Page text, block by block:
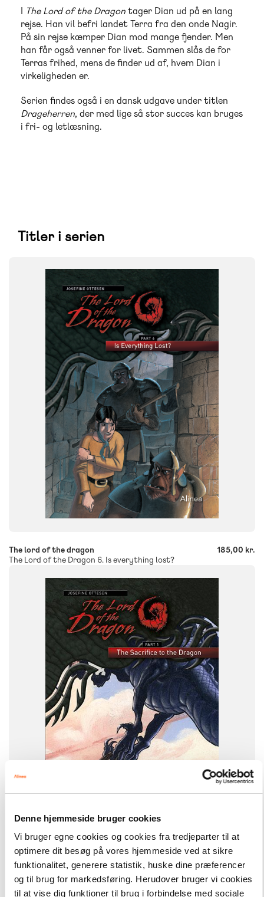
Denne hjemmeside bruger cookies
Vi bruger egne cookies og cookies fra tredjeparter til at
optimere dit besøg på vores hjemmeside ved at sikre
funktionalitet, generere statistik, huske dine præferencer
og til brug for markedsføring. Herudover bruger vi cookies
til at vise dig funktioner til brug i forbindelse med sociale
I The Lord of the Dragontager Dian ud på en lang
rejse. Han vil befri landet Terra fra den onde Nagir.
På sin rejse kæmper Dian mod mange fjender. Men
han får også venner for livet. Sammen slås de for
Terras frihed, mens de finder ud af, hvem Dian i
virkeligheden er.
Serien findes også i en dansk udgave under titlen
Drageherren, der med lige så stor succes kan bruges
i fri- og letlæsning.
Titler i serien
Engelske materialer
NIVEAU
FORMAT
Flergangsbog
9788723543844
+
The lord of the dragon
The Lord of the Dragon 6. Is everything lost?
185,00 kr.
Engelske materialer
NIVEAU
FORMAT
Flergangsbog
9788773698938
- +
The lord of the dragon
The Lord of the Dragon 1. The Sacrifice to the Dragon
179,00 kr.